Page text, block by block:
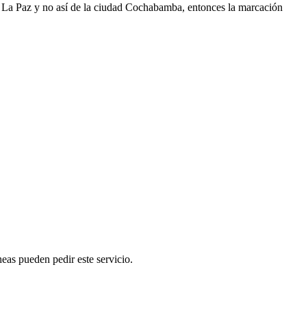
Paz y no así de la ciudad Cochabamba, entonces la marcación
pueden pedir este servicio.